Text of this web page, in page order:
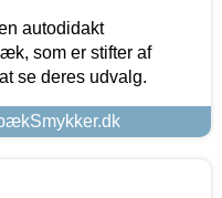
autodidakt
som er stifter af
se deres udvalg.